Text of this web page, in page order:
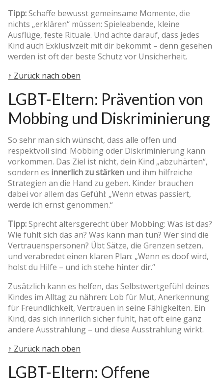
Tipp:Schaffe bewusst gemeinsame Momente, die
nichts „erklären“ müssen: Spieleabende, kleine
Ausflüge, feste Rituale. Und achte darauf, dass jedes
Kind auch Exklusivzeit mit dir bekommt – denn gesehen
werden ist oft der beste Schutz vor Unsicherheit.
↑ Zurück nach oben
LGBT-Eltern: Prävention von
Mobbing und Diskriminierung
So sehr man sich wünscht, dass alle offen und
respektvoll sind: Mobbing oder Diskriminierung kann
vorkommen. Das Ziel ist nicht, dein Kind „abzuhärten“,
sondern es innerlich zu stärken und ihm hilfreiche
Strategien an die Hand zu geben. Kinder brauchen
dabei vor allem das Gefühl: „Wenn etwas passiert,
werde ich ernst genommen.“
Tipp:Sprecht altersgerecht über Mobbing: Was ist das?
Wie fühlt sich das an? Was kann man tun? Wer sind die
Vertrauenspersonen? Übt Sätze, die Grenzen setzen,
und verabredet einen klaren Plan: „Wenn es doof wird,
holst du Hilfe – und ich stehe hinter dir.“
Zusätzlich kann es helfen, das Selbstwertgefühl deines
Kindes im Alltag zu nähren: Lob für Mut, Anerkennung
für Freundlichkeit, Vertrauen in seine Fähigkeiten. Ein
Kind, das sich innerlich sicher fühlt, hat oft eine ganz
andere Ausstrahlung – und diese Ausstrahlung wirkt.
↑ Zurück nach oben
LGBT-Eltern: Offene